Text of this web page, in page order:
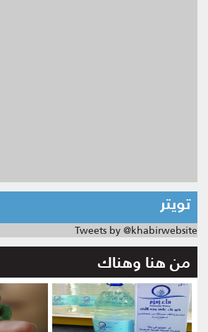
تويتر
Tweets by @khabirwebsite
من هنا وهناك